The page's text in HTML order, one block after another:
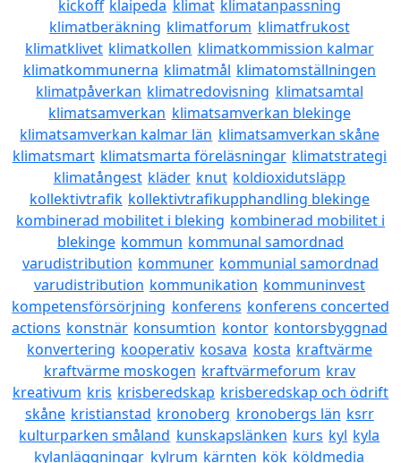
kickoff klaipeda klimat klimatanpassning
klimatberäkning klimatforum klimatfrukost
klimatklivet klimatkollen klimatkommission kalmar
klimatkommunerna klimatmål klimatomställningen
klimatpåverkan klimatredovisning klimatsamtal
klimatsamverkan klimatsamverkan blekinge
klimatsamverkan kalmar län klimatsamverkan skåne
klimatsmart klimatsmarta föreläsningar klimatstrategi
klimatångest kläder knut koldioxidutsläpp
kollektivtrafik kollektivtrafikupphandling blekinge
kombinerad mobilitet i bleking kombinerad mobilitet i
blekinge kommun kommunal samordnad
varudistribution kommuner kommunial samordnad
varudistribution kommunikation kommuninvest
kompetensförsörjning konferens konferens concerted
actions konstnär konsumtion kontor kontorsbyggnad
konvertering kooperativ kosava kosta kraftvärme
kraftvärme moskogen kraftvärmeforum krav
kreativum kris krisberedskap krisberedskap och ödrift
skåne kristianstad kronoberg kronobergs län ksrr
kulturparken småland kunskapslänken kurs kyl kyla
kylanläggningar kylrum kärnten kök köldmedia